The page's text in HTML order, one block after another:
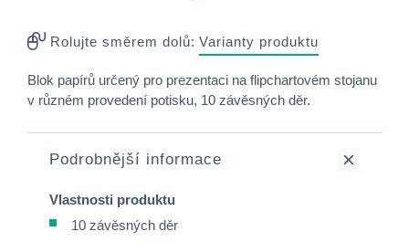
Rolujte směrem dolů: Varianty produktu
Blok papírů určený pro prezentaci na flipchartovém stojanu
v různém provedení potisku, 10 závěsných děr.
Podrobnější informace
Vlastnosti produktu
10 závěsných děr